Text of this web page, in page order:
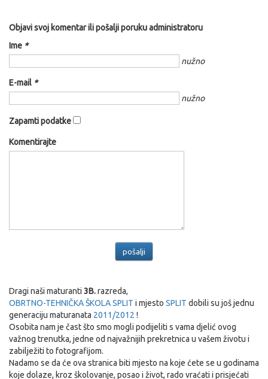
Objavi svoj komentar ili pošalji poruku administratoru
Ime *
nužno
E-mail *
nužno
Zapamti podatke
Komentirajte
Dragi naši maturanti 3B.razreda,
OBRTNO-TEHNIČKA ŠKOLA SPLIT i mjesto SPLIT dobili su još jednu
generaciju maturanata 2011/2012 !
Osobita nam je čast što smo mogli podijeliti s vama djelić ovog
važnog trenutka, jedne od najvažnijih prekretnica u vašem životu i
zabilježiti to fotografijom.
Nadamo se da će ova stranica biti mjesto na koje ćete se u godinama
koje dolaze, kroz školovanje, posao i život, rado vraćati i prisjećati